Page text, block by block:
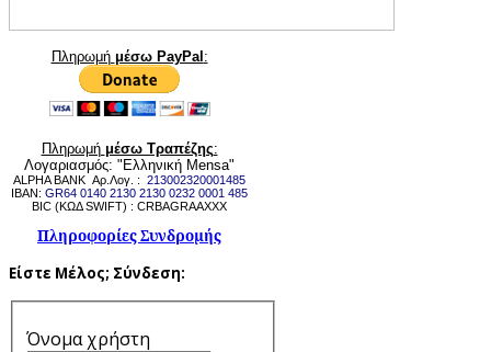
Πληρωμή μέσω PayPal :
Πληρωμή μέσω Τραπέζης:
Λογαριασμός: "Ελληνική Mensa"
ALPHA BANK Αρ.Λογ. : 213002320001485
IBAN: GR64 0140 2130 2130 0232 0001 485
BIC (ΚΩΔ SWIFT) : CRBAGRAAXXX
Πληροφορίες Συνδρομής
Είστε Μέλος; Σύνδεση:
Όνομα χρήστη